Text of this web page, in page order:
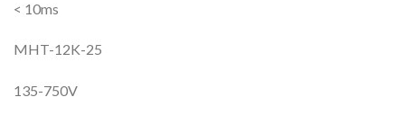
< 10ms
MHT-12K-25
135-750V